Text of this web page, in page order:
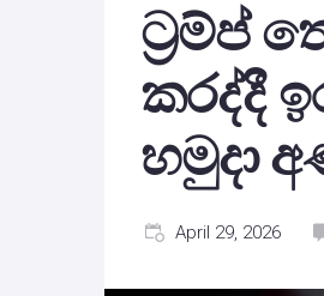
ට්‍රම්ප්
කරද්දී
හමුදා
April 29, 2026